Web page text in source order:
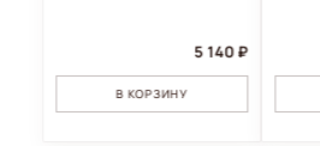
5 140 ₽
В КОРЗИНУ